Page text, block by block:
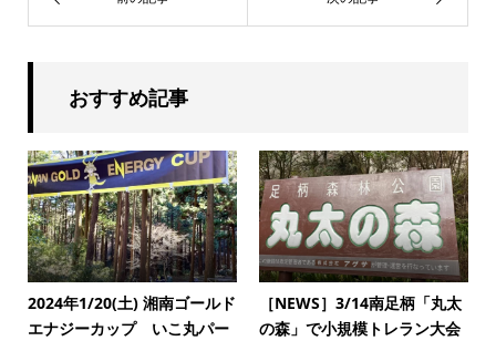
おすすめ記事
2024年1/20(土) 湘南ゴールド
エナジーカップ いこ丸パー
［NEWS］3/14南足柄「丸太
の森」で小規模トレラン大会